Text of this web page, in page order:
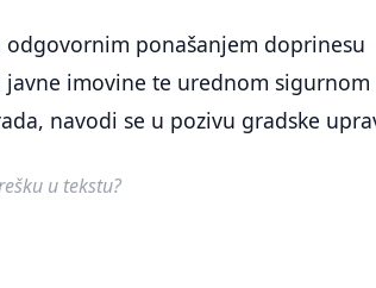
odgovornim ponašanjem doprinesu
imovine te urednom sigurnom
navodi se u pozivu gradske
u tekstu?